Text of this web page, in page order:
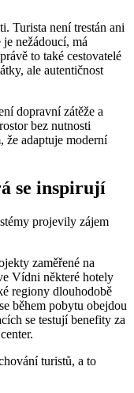
Turista není trestán ani
nežádoucí, má
to také cestovatelé
ale autentičnost
dopravní zátěže a
bez nutnosti
že adaptuje moderní
se inspirují
projevily zájem
zaměřené na
Vídni některé hotely
regiony dlouhodobě
během pobytu obejdou
se testují benefity za
turistů, a to